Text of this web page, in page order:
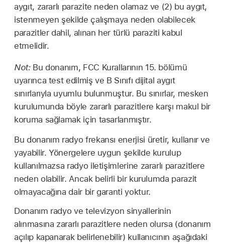
aygıt, zararlı parazite neden olamaz ve (2) bu aygıt,
istenmeyen şekilde çalışmaya neden olabilecek
parazitler dahil, alınan her türlü paraziti kabul
etmelidir.
Not: Bu donanım, FCC Kurallarının 15. bölümü
uyarınca test edilmiş ve B Sınıfı dijital aygıt
sınırlarıyla uyumlu bulunmuştur. Bu sınırlar, mesken
kurulumunda böyle zararlı parazitlere karşı makul bir
koruma sağlamak için tasarlanmıştır.
Bu donanım radyo frekansı enerjisi üretir, kullanır ve
yayabilir. Yönergelere uygun şekilde kurulup
kullanılmazsa radyo iletişimlerine zararlı parazitlere
neden olabilir. Ancak belirli bir kurulumda parazit
olmayacağına dair bir garanti yoktur.
Donanım radyo ve televizyon sinyallerinin
alınmasına zararlı parazitlere neden olursa (donanım
açılıp kapanarak belirlenebilir) kullanıcının aşağıdaki